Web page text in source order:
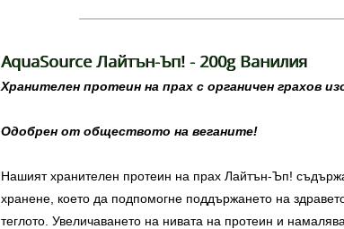
AquaSource Лайтън-Ъп! - 200g Ванилия
Хранителен протеин на прах с органичен грахов
Одобрен от обществото на веганите!
Нашият хранителен протеин на прах Лайтън-Ъп!
хранене, което да подпомогне поддържането на
теглото. Увеличаването на нивата на протеин и